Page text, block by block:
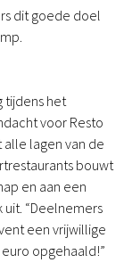
dit goede doel
tijdens het
voor Resto
lagen van de
bouwt
en aan een
“Deelnemers
een vrijwillige
opgehaald!”